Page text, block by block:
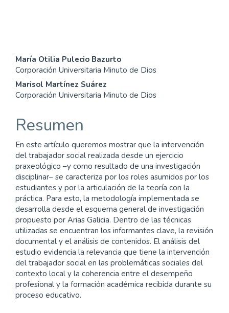
Contenido
principal
del
artículo
María Otilia Pulecio Bazurto
Corporación Universitaria Minuto de Dios
Marisol Martínez Suárez
Corporación Universitaria Minuto de Dios
Resumen
En este artículo queremos mostrar que la intervención
del trabajador social realizada desde un ejercicio
praxeológico –y como resultado de una investigación
disciplinar– se caracteriza por los roles asumidos por los
estudiantes y por la articulación de la teoría con la
práctica. Para esto, la metodología implementada se
desarrolla desde el esquema general de investigación
propuesto por Arias Galicia. Dentro de las técnicas
utilizadas se encuentran los informantes clave, la revisión
documental y el análisis de contenidos. El análisis del
estudio evidencia la relevancia que tiene la intervención
del trabajador social en las problemáticas sociales del
contexto local y la coherencia entre el desempeño
profesional y la formación académica recibida durante su
proceso educativo.